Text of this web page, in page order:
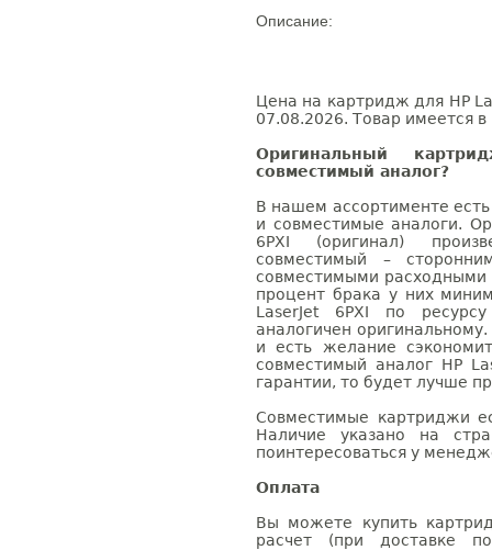
Описание:
Цена на картридж для HP
07.08.2026. Товар имеется в
Оригинальный
совместимый аналог?
В нашем ассортименте
и совместимые аналоги.
6PXI (оригинал)
совместимый –
совместимыми расходными
процент брака у них
LaserJet 6PXI по
аналогичен
и есть желание
совместимый аналог HP
гарантии, то будет лучше
Совместимые картриджи
Наличие указано на
поинтересоваться у
Оплата
Вы можете купить
расчет (при доставке